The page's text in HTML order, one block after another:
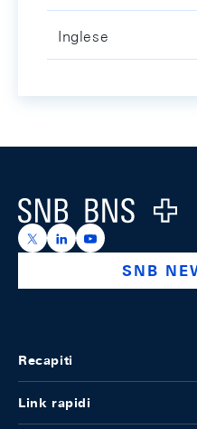
Inglese
Logo
https://x.com/snb_bns
https://https://
SNB
Recapiti
Link rapidi